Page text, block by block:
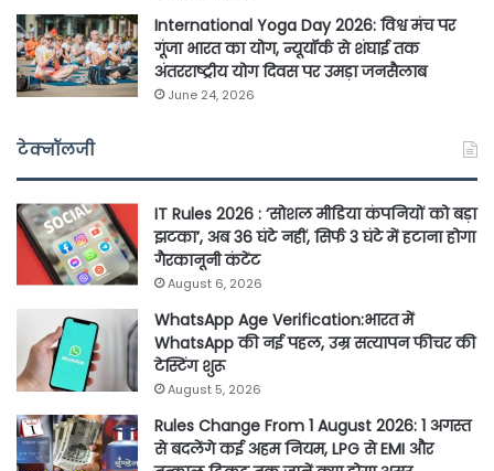
International Yoga Day 2026: विश्व मंच पर
गूंजा भारत का योग, न्यूयॉर्क से शंघाई तक
अंतरराष्ट्रीय योग दिवस पर उमड़ा जनसैलाब
June 24, 2026
टेक्नॉलजी
IT Rules 2026 : ‘सोशल मीडिया कंपनियों को बड़ा
झटका’, अब 36 घंटे नहीं, सिर्फ 3 घंटे में हटाना होगा
गैरकानूनी कंटेंट
August 6, 2026
WhatsApp Age Verification:भारत में
WhatsApp की नई पहल, उम्र सत्यापन फीचर की
टेस्टिंग शुरू
August 5, 2026
Rules Change From 1 August 2026: 1 अगस्त
से बदलेंगे कई अहम नियम, LPG से EMI और